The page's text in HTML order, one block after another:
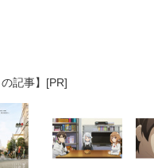
の記事】[PR]